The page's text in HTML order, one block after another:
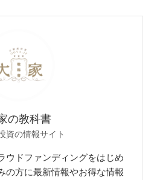
の教科書
資の情報サイト
ウドファンディングをはじめ
の方に最新情報やお得な情報